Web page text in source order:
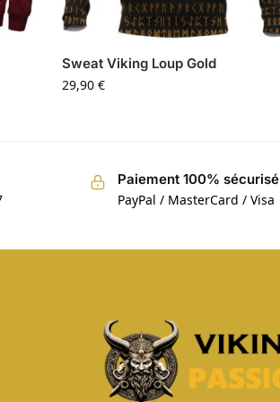
Sweat Viking Loup Gold
29,90€
Paiement 100% sécurisé
PayPal / MasterCard / Visa